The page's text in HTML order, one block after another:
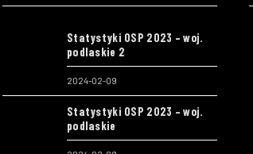
Statystyki OSP 2023 – woj.
podlaskie 2
2024-02-09
Statystyki OSP 2023 – woj.
podlaskie